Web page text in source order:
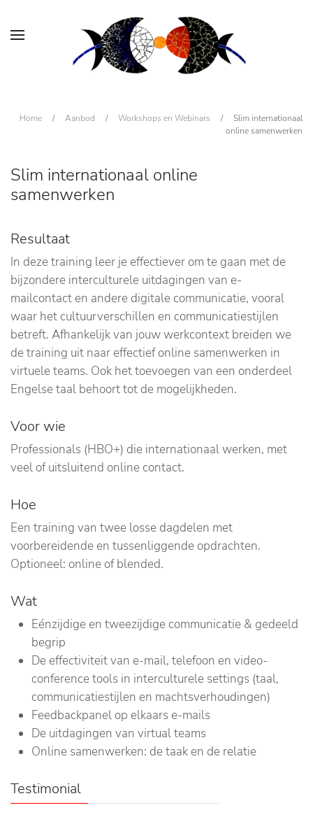
Home / Aanbod / Workshops en Webinars / Slim internationaal
online samenwerken
Slim internationaal online
samenwerken
Resultaat
In deze training leer je effectiever om te gaan met de
bijzondere interculturele uitdagingen van e-
mailcontact en andere digitale communicatie, vooral
waar het cultuurverschillen en communicatiestijlen
betreft. Afhankelijk van jouw werkcontext breiden we
de training uit naar effectief online samenwerken in
virtuele teams. Ook het toevoegen van een onderdeel
Engelse taal behoort tot de mogelijkheden.
Voor wie
Professionals (HBO+) die internationaal werken, met
veel of uitsluitend online contact.
Hoe
Een training van twee losse dagdelen met
voorbereidende en tussenliggende opdrachten.
Optioneel: online of blended.
Wat
Eénzijdige en tweezijdige communicatie & gedeeld
begrip
De effectiviteit van e-mail, telefoon en video-
conference tools in interculturele settings (taal,
communicatiestijlen en machtsverhoudingen)
Feedbackpanel op elkaars e-mails
De uitdagingen van virtual teams
Online samenwerken: de taak en de relatie
Testimonial